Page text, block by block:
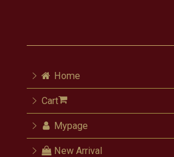
Home
Cart
Mypage
New Arrival